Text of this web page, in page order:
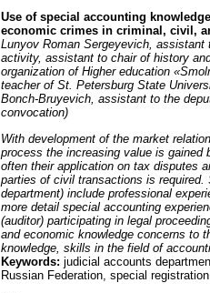
Use of special accounting
economic crimes in criminal, civil,
Lunyov Roman Sergeyevich,
activity, assistant to chair of history
organization of Higher education
teacher of St. Petersburg State
Bonch-Bruyevich, assistant to the
convocation)
With development of the market
process the increasing value is
often their application on tax disputes
parties of civil transactions is
department) include professional
more detail special accounting
(auditor) participating in legal
and economic knowledge concerns to
knowledge, skills in the field of
Keywords: judicial accounts
Russian Federation, special